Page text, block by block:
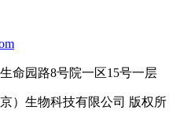
命园路8号院一区15号一层
）生物科技有限公司 版权所